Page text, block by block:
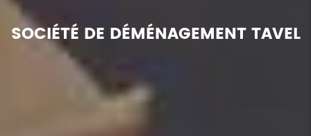
SOCIÉTÉ DE DÉMÉNAGEMENT TAVEL